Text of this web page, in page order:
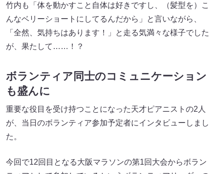
竹内も「体を動かすこと自体は好きですし、（髪型を）こ
んなベリーショートにしてるんだから」と言いながら、
「全然、気持ちはあります！」と走る気満々な様子でした
が、果たして……！？
ボランティア同士のコミュニケーション
も盛んに
重要な役目を受け持つことになった天才ピアニストの2人
が、当日のボランティア参加予定者にインタビューしまし
た。
今回で12回目となる大阪マラソンの第1回大会からボラン